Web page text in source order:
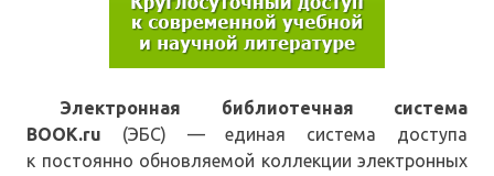
Электронная библиотечная система
BOOK.ru (ЭБС) — единая система доступа
к постоянно обновляемой коллекции электронных